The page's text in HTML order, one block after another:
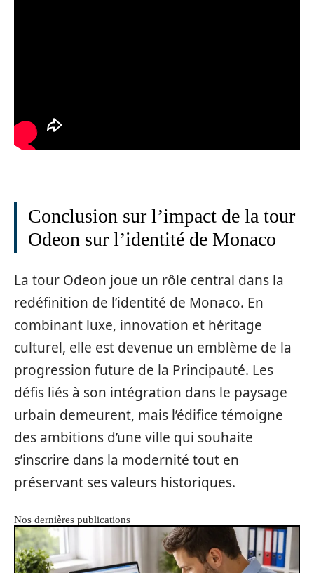
Conclusion sur l’impact de la tour
Odeon sur l’identité de Monaco
La tour Odeon joue un rôle central dans la
redéfinition de l’identité de Monaco. En
combinant luxe, innovation et héritage
culturel, elle est devenue un emblème de la
progression future de la Principauté. Les
défis liés à son intégration dans le paysage
urbain demeurent, mais l’édifice témoigne
des ambitions d’une ville qui souhaite
s’inscrire dans la modernité tout en
préservant ses valeurs historiques.
Nos dernières publications